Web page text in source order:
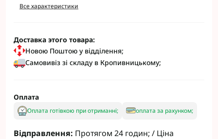
Все характеристики
Доставка этого товара:
Новою Поштою у відділення;
Самовивіз зі складу в Кропивницькому;
Оплата
Оплата готівкою при отриманні; оплата за рахунком;
Відправлення: Протягом 24 годин; / Ціна